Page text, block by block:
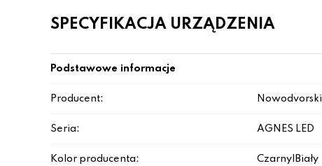
SPECYFIKACJA URZĄDZENIA
Podstawowe informacje
Producent: Nowodvorski
Seria: AGNES LED
Kolor producenta: Czarny|Biały